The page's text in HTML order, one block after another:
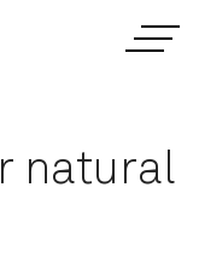
natural